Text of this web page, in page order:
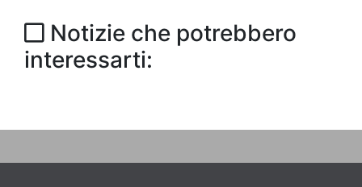
Notizie che potrebbero
interessarti: